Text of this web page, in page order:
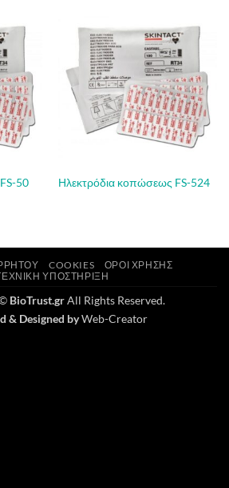
50 Ηλεκτρόδια κοπώσεως FS-524
COOKIES
ΌΡΟΙ ΧΡΉΣΗΣ
ΥΠΟΣΤΉΡΙΞΗ
BioTrust.grAll Rights Reserved.
& Designed byWeb-Creator